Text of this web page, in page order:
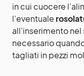
in cui cuocere
l’eventuale
all’inserimento
necessario
tagliati in pezzi